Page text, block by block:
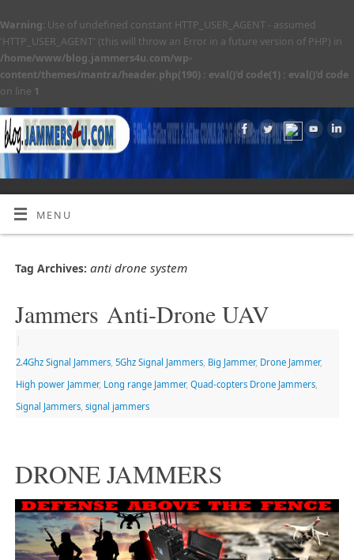
Warning: Use of undefined constant HTTP_USER_AGENT - assumed
'HTTP_USER_AGENT' (this will throw an Error in a future version of PHP) in
/home/www/blog.jammers4u.com/wp-
content/themes/mantra/header.php(190) : eval()'d code(1) : eval()'d code
on line 1
MENU
Tag Archives: anti drone system
Jammers Anti-Drone UAV
2.4Ghz Signal Jammers, 5Ghz Signal Jammers, Big Jammer, Drone Jammer,
High power Jammer, Long range Jammer, Quad-copters Drone Jammers,
Signal Jammers, signal jammers
DRONE JAMMERS